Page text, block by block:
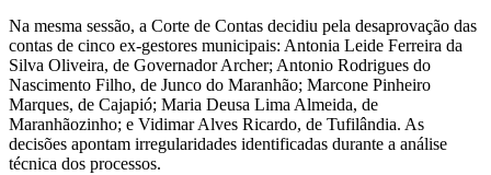
Na mesma sessão, a Corte de Contas decidiu pela desaprovação das
contas de cinco ex-gestores municipais: Antonia Leide Ferreira da
Silva Oliveira, de Governador Archer; Antonio Rodrigues do
Nascimento Filho, de Junco do Maranhão; Marcone Pinheiro
Marques, de Cajapió; Maria Deusa Lima Almeida, de
Maranhãozinho; e Vidimar Alves Ricardo, de Tufilândia. As
decisões apontam irregularidades identificadas durante a análise
técnica dos processos.